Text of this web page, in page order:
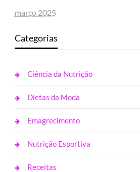
março 2025
Categorias
Ciência da Nutrição
Dietas da Moda
Emagrecimento
Nutrição Esportiva
Receitas